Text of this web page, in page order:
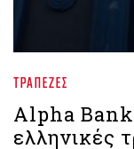
ΤΡΆΠΕΖΕΣ
Alpha
ελληνικές